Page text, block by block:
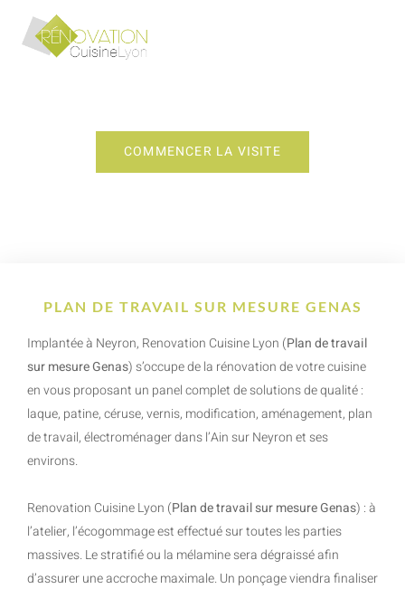
COMMENCER LA VISITE
PLAN DE TRAVAIL SUR MESURE GENAS
Implantée à Neyron, Renovation Cuisine Lyon (Plan de travail
sur mesure Genas) s’occupe de la rénovation de votre cuisine
en vous proposant un panel complet de solutions de qualité :
laque, patine, céruse, vernis, modification, aménagement, plan
de travail, électroménager dans l’Ain sur Neyron et ses
environs.
Renovation Cuisine Lyon (Plan de travail sur mesure Genas) : à
l’atelier, l’écogommage est effectué sur toutes les parties
massives. Le stratifié ou la mélamine sera dégraissé afin
d’assurer une accroche maximale. Un ponçage viendra finaliser